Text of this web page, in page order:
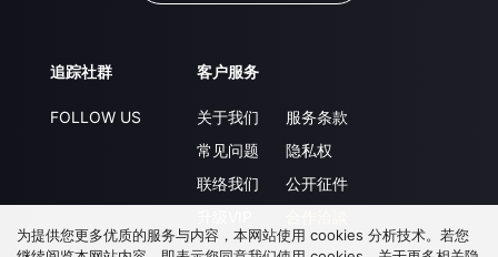
追踪社群
FOLLOW US
客户服务
关于我们
常见问题
联络我们
服务条款
隐私权
公开征件
为提供您更多优质的服务与内容，本网站使用 cookies 分析技术。若您